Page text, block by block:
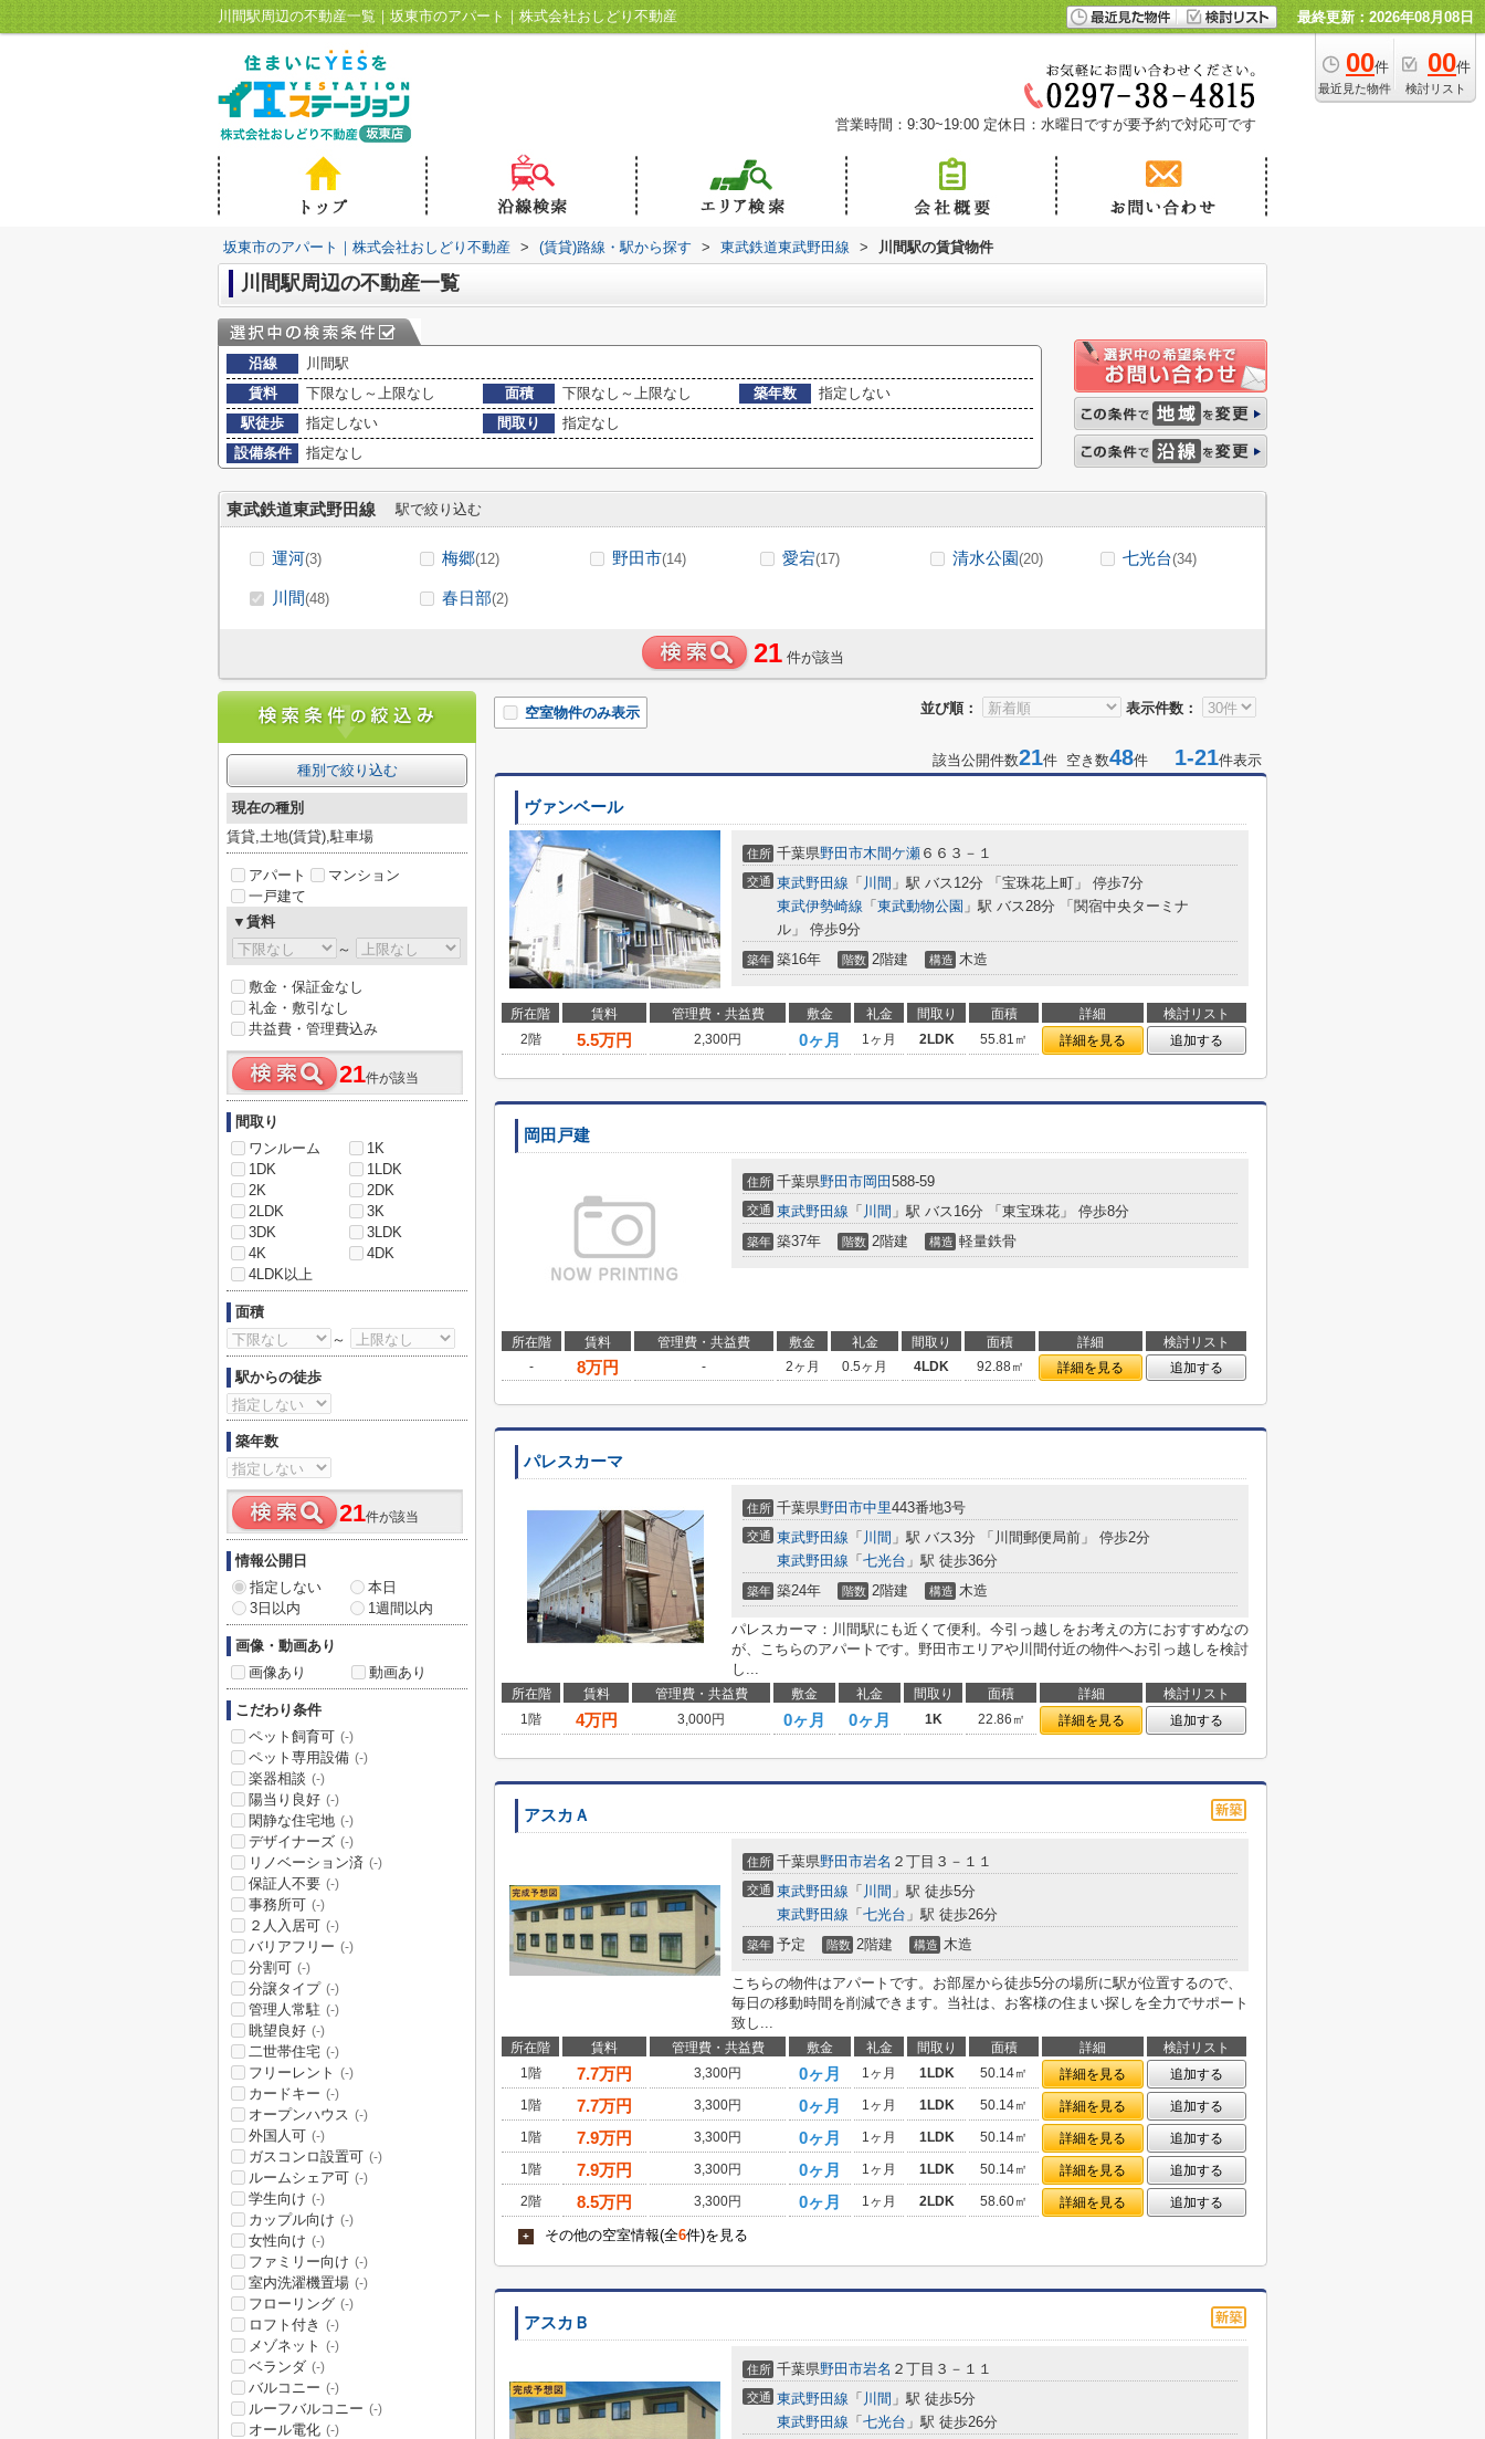
川間駅周辺の不動産一覧｜坂東市のアパート｜株式会社おしどり不動産 最終更新：2026年08月08日
00件
最近見た物件
00件
検討リスト
営業時間：9:30~19:00 定休日：水曜日ですが要予約で対応可です
坂東市のアパート｜株式会社おしどり不動産 > (賃貸)路線・駅から探す > 東武鉄道東武野田線 > 川間駅の賃貸物件
川間駅周辺の不動産一覧
沿線
川間駅
賃料
下限なし～上限なし 面積 下限なし～上限なし 築年数
指定しない
駅徒歩
指定しない 間取り
指定なし
設備条件
指定なし
東武鉄道東武野田線 駅で絞り込む
運河(3) 梅郷(12) 野田市(14) 愛宕(17) 清水公園(20) 七光台(34)
川間(48) 春日部(2)
21 件が該当
並び順： 表示件数：
空室物件のみ表示
該当公開件数21件 空き数48件 1-21件表示
ヴァンベール
住所 千葉県野田市木間ケ瀬 ６６３－１
交通 東武野田線 「 川間 」駅 バス12分 「宝珠花上町」 停歩7分
東武伊勢崎線 「 東武動物公園 」駅 バス28分 「関宿中央ターミナ
ル」 停歩9分
築年 築16年 階数 2階建 構造 木造
所在階 賃料 管理費・共益費 敷金 礼金 間取り 面積 詳細
検討リスト
2階
5.5万円 2,300円 0ヶ月 1ヶ月 2LDK 55.81㎡ 詳細を見る 追加する
岡田戸建
住所 千葉県野田市岡田 588-59
交通 東武野田線 「 川間 」駅 バス16分 「東宝珠花」 停歩8分
築年 築37年 階数 2階建 構造 軽量鉄骨
所在階 賃料 管理費・共益費 敷金 礼金 間取り 面積 詳細
検討リスト
-
8万円 - 2ヶ月 0.5ヶ月 4LDK 92.88㎡ 詳細を見る 追加する
パレスカーマ
住所 千葉県野田市中里443番地3号
交通 東武野田線 「 川間 」駅 バス3分 「川間郵便局前」 停歩2分
東武野田線 「 七光台 」駅 徒歩36分
築年 築24年 階数 2階建 構造 木造
パレスカーマ：川間駅にも近くて便利。今引っ越しをお考えの方におすすめなの
が、こちらのアパートです。野田市エリアや川間付近の物件へお引っ越しを検討
し...
所在階 賃料 管理費・共益費 敷金 礼金 間取り 面積 詳細
検討リスト
1階
4万円 3,000円 0ヶ月 0ヶ月 1K 22.86㎡ 詳細を見る 追加する
アスカＡ
住所 千葉県野田市岩名 ２丁目３－１１
交通 東武野田線 「 川間 」駅 徒歩5分
東武野田線 「 七光台 」駅 徒歩26分
築年 予定 階数 2階建 構造 木造
こちらの物件はアパートです。お部屋から徒歩5分の場所に駅が位置するので、
毎日の移動時間を削減できます。当社は、お客様の住まい探しを全力でサポート
致し...
所在階 賃料 管理費・共益費 敷金 礼金 間取り 面積 詳細
検討リスト
1階
7.7万円 3,300円 0ヶ月 1ヶ月 1LDK 50.14㎡ 詳細を見る
追加する
1階
7.7万円 3,300円 0ヶ月 1ヶ月 1LDK 50.14㎡ 詳細を見る
追加する
1階
7.9万円 3,300円 0ヶ月 1ヶ月 1LDK 50.14㎡ 詳細を見る
追加する
1階
7.9万円 3,300円 0ヶ月 1ヶ月 1LDK 50.14㎡ 詳細を見る
追加する
2階
8.5万円 3,300円 0ヶ月 1ヶ月 2LDK 58.60㎡ 詳細を見る 追加する
+ その他の空室情報(全6件)を見る
アスカＢ
住所 千葉県野田市岩名 ２丁目３－１１
交通 東武野田線 「 川間 」駅 徒歩5分
東武野田線 「 七光台 」駅 徒歩26分
種別で絞り込む
現在の種別
賃貸,土地(賃貸),駐車場
アパート
マンション
一戸建て
▼賃料
～
敷金・保証金なし
礼金・敷引なし
共益費・管理費込み
21件が該当
間取り
ワンルーム
1K
1DK
1LDK
2K
2DK
2LDK
3K
3DK
3LDK
4K
4DK
4LDK以上
面積
～
駅からの徒歩
築年数
21件が該当
情報公開日
指定しない
本日
3日以内
1週間以内
画像・動画あり
画像あり
動画あり
こだわり条件
ペット飼育可 (-)
ペット専用設備 (-)
楽器相談 (-)
陽当り良好 (-)
閑静な住宅地 (-)
デザイナーズ (-)
リノベーション済 (-)
保証人不要 (-)
事務所可 (-)
２人入居可 (-)
バリアフリー (-)
分割可 (-)
分譲タイプ (-)
管理人常駐 (-)
眺望良好 (-)
二世帯住宅 (-)
フリーレント (-)
カードキー (-)
オープンハウス (-)
外国人可 (-)
ガスコンロ設置可 (-)
ルームシェア可 (-)
学生向け (-)
カップル向け (-)
女性向け (-)
ファミリー向け (-)
室内洗濯機置場 (-)
フローリング (-)
ロフト付き (-)
メゾネット (-)
ベランダ (-)
バルコニー (-)
ルーフバルコニー (-)
オール電化 (-)